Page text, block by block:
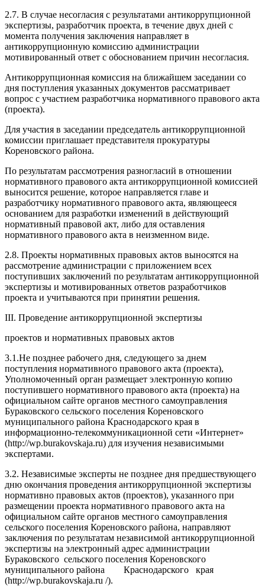
2.7. В случае несогласия с результатами антикоррупционной
экспертизы, разработчик проекта, в течение двух дней с
момента получения заключения направляет в
антикоррупционную комиссию администрации
мотивированный ответ с обоснованием причин несогласия.
Антикоррупционная комиссия на ближайшем заседании со
дня поступления указанных документов рассматривает
вопрос с участием разработчика нормативного правового акта
(проекта).
Для участия в заседании председатель антикоррупционной
комиссии приглашает представителя прокуратуры
Кореновского района.
По результатам рассмотрения разногласий в отношении
нормативного правового акта антикоррупционной комиссией
выносится решение, которое направляется главе и
разработчику нормативного правового акта, являющееся
основанием для разработки изменений в действующий
нормативный правовой акт, либо для оставления
нормативного правового акта в неизменном виде.
2.8. Проекты нормативных правовых актов выносятся на
рассмотрение администрации с приложением всех
поступивших заключений по результатам антикоррупционной
экспертизы и мотивированных ответов разработчиков
проекта и учитываются при принятии решения.
III. Проведение антикоррупционной экспертизы
проектов и нормативных правовых актов
3.1.Не позднее рабочего дня, следующего за днем
поступления нормативного правового акта (проекта),
Уполномоченный орган размещает электронную копию
поступившего нормативного правового акта (проекта) на
официальном сайте органов местного самоуправления
Бураковского сельского поселения Кореновского
муниципального района Краснодарского края в
информационно-телекоммуникационной сети «Интернет»
(http://wp.burakovskaja.ru) для изучения независимыми
экспертами.
3.2. Независимые эксперты не позднее дня предшествующего
дню окончания проведения антикоррупционной экспертизы
нормативно правовых актов (проектов), указанного при
размещении проекта нормативного правового акта на
официальном сайте органов местного самоуправления
сельского поселения Кореновского района, направляют
заключения по результатам независимой антикоррупционной
экспертизы на электронный адрес администрации
Бураковского сельского поселения Кореновского
муниципального района Краснодарского края
(http://wp.burakovskaja.ru /).